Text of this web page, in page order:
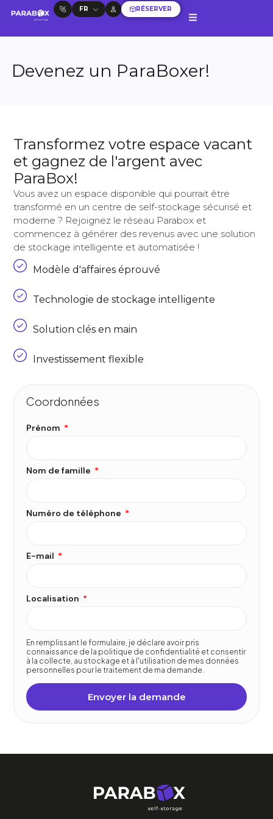
FR RÉSERVER
Devenez un ParaBoxer!
Transformez votre espace vacant
et gagnez de l'argent avec
ParaBox!
Vous avez un espace disponible qui pourrait être
transformé en un centre de self-stockage sécurisé et
moderne ? Rejoignez le réseau Parabox et
commencez à générer des revenus avec une solution
de stockage intelligente et automatisée !
Modèle d'affaires éprouvé
Technologie de stockage intelligente
Solution clés en main
Investissement flexible
Coordonnées
Prénom
Nom de famille
Numéro de téléphone
E-mail
Localisation
En remplissant le formulaire, je déclare avoir pris
connaissance de la politique de confidentialité et consentir
à la collecte, au stockage et à l'utilisation de mes données
personnelles pour le traitement de ma demande.
Envoyer la demande